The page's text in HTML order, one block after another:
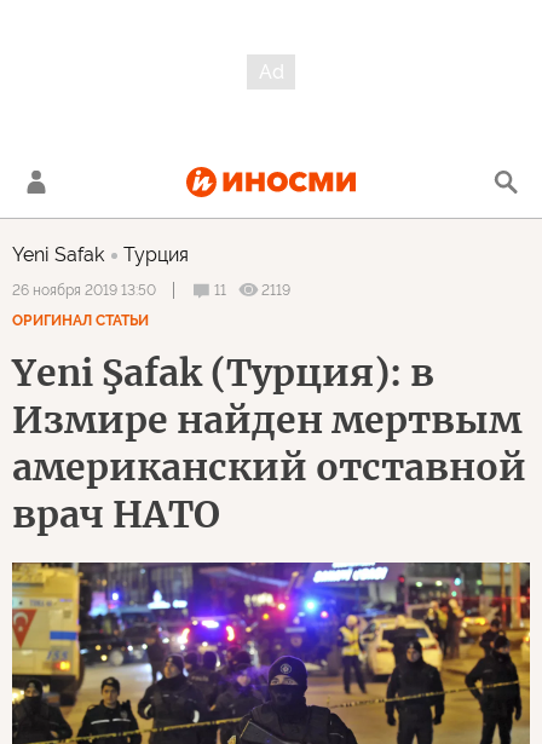
Yeni Safak Турция
26 ноября 2019 13:50 11
2119
ОРИГИНАЛ СТАТЬИ
Yeni Şafak (Турция): в
Измире найден мертвым
американский отставной
врач НАТО